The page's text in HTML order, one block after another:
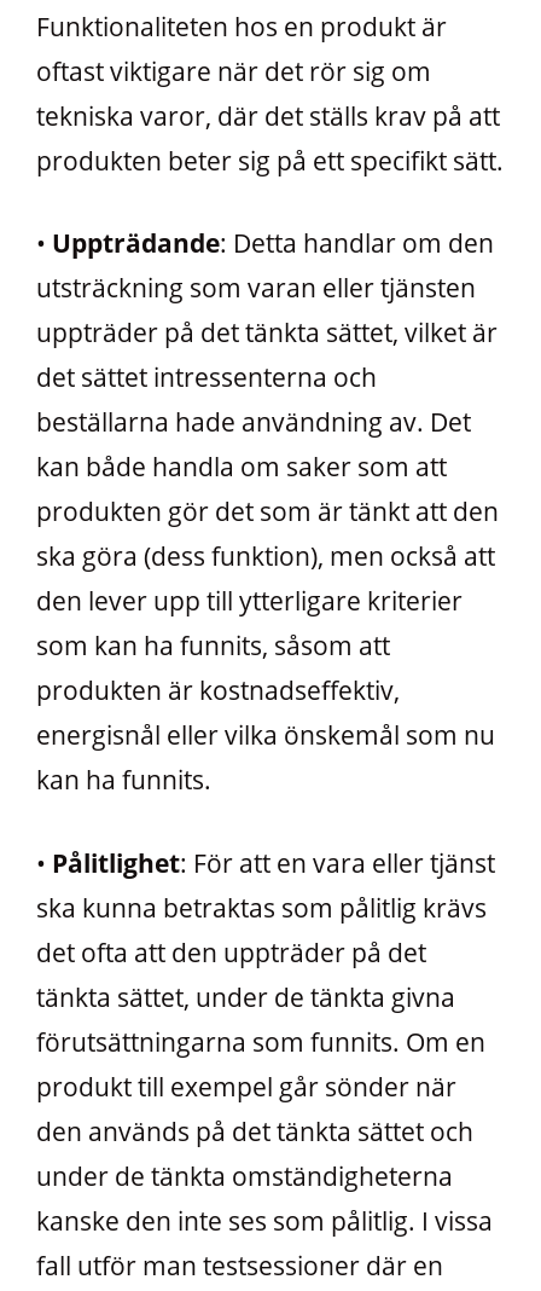
Funktionaliteten hos en produkt är
oftast viktigare när det rör sig om
tekniska varor, där det ställs krav på att
produkten beter sig på ett specifikt sätt.
• Uppträdande: Detta handlar om den
utsträckning som varan eller tjänsten
uppträder på det tänkta sättet, vilket är
det sättet intressenterna och
beställarna hade användning av. Det
kan både handla om saker som att
produkten gör det som är tänkt att den
ska göra (dess funktion), men också att
den lever upp till ytterligare kriterier
som kan ha funnits, såsom att
produkten är kostnadseffektiv,
energisnål eller vilka önskemål som nu
kan ha funnits.
• Pålitlighet: För att en vara eller tjänst
ska kunna betraktas som pålitlig krävs
det ofta att den uppträder på det
tänkta sättet, under de tänkta givna
förutsättningarna som funnits. Om en
produkt till exempel går sönder när
den används på det tänkta sättet och
under de tänkta omständigheterna
kanske den inte ses som pålitlig. I vissa
fall utför man testsessioner där en